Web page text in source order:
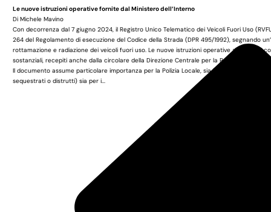
Le nuove istruzioni operative fornite dal Ministero dell’Interno
Di Michele Mavino
Con decorrenza dal 7 giugno 2024, il Registro Unico Telematico dei Veicoli Fuori Uso
264 del Regolamento di esecuzione del Codice della Strada (DPR 495/1992), segnando
rottamazione e radiazione dei veicoli fuori uso. Le nuove istruzioni operative approvate
sostanziali, recepiti anche dalla circolare della Direzione Centrale per la Polizia Stradale
Il documento assume particolare importanza per la Polizia Locale, sia in termini di
sequestrati o distrutti) sia per i...